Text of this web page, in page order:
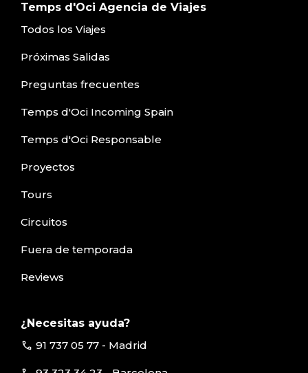
Temps d'Oci Agencia de Viajes
Todos los Viajes
Próximas Salidas
Preguntas frecuentes
Temps d'Oci Incoming Spain
Temps d'Oci Responsable
Proyectos
Tours
Circuitos
Fuera de temporada
Reviews
¿Necesitas ayuda?
call 91 737 05 77 - Madrid